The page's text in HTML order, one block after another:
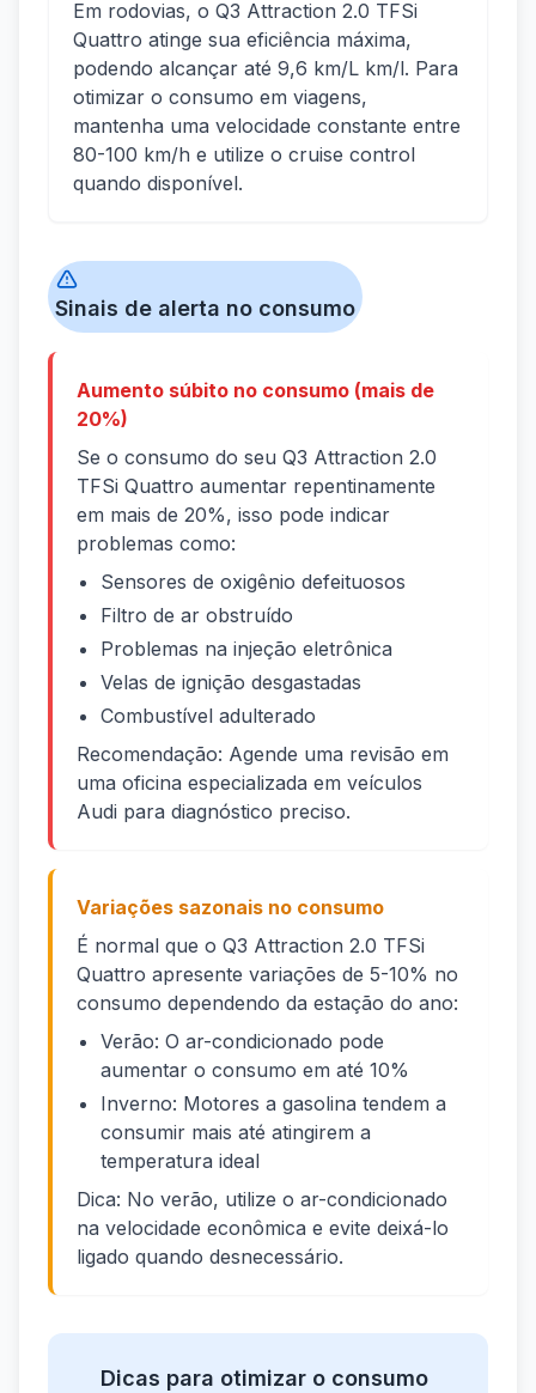
Em rodovias, o Q3 Attraction 2.0 TFSi
Quattro atinge sua eficiência máxima,
podendo alcançar até 9,6 km/L km/l. Para
otimizar o consumo em viagens,
mantenha uma velocidade constante entre
80-100 km/h e utilize o cruise control
quando disponível.
Sinais de alerta no consumo
Aumento súbito no consumo (mais de
20%)
Se o consumo do seu Q3 Attraction 2.0
TFSi Quattro aumentar repentinamente
em mais de 20%, isso pode indicar
problemas como:
Sensores de oxigênio defeituosos
Filtro de ar obstruído
Problemas na injeção eletrônica
Velas de ignição desgastadas
Combustível adulterado
Recomendação: Agende uma revisão em
uma oficina especializada em veículos
Audi para diagnóstico preciso.
Variações sazonais no consumo
É normal que o Q3 Attraction 2.0 TFSi
Quattro apresente variações de 5-10% no
consumo dependendo da estação do ano:
Verão: O ar-condicionado pode
aumentar o consumo em até 10%
Inverno: Motores a gasolina tendem a
consumir mais até atingirem a
temperatura ideal
Dica: No verão, utilize o ar-condicionado
na velocidade econômica e evite deixá-lo
ligado quando desnecessário.
Dicas para otimizar o consumo